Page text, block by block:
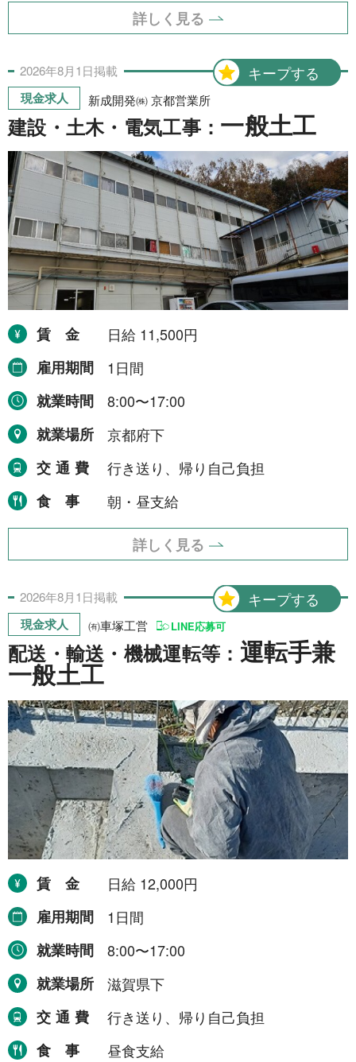
詳しく見る
キープする
2026年8月1日掲載
現金求人 新成開発㈱ 京都営業所
建設・土木・電気工事： 一般土工
賃金
日給 11,500円
雇用期間
1日間
就業時間
8:00〜17:00
就業場所
京都府下
交通費
行き送り、帰り自己負担
食事
朝・昼支給
詳しく見る
キープする
2026年8月1日掲載
現金求人 ㈲車塚工営 LINE応募可
配送・輸送・機械運転等： 運転手兼
一般土工
賃金
日給 12,000円
雇用期間
1日間
就業時間
8:00〜17:00
就業場所
滋賀県下
交通費
行き送り、帰り自己負担
食事
昼食支給